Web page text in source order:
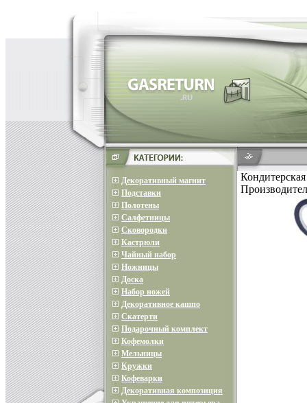
Декоративный магнит
Подставки
Полотены
Салфетницы
Сковородки
Кастрюли
Чайный набор
Ножницы
Доска
Набор ножей
Декоративное кашпо
Скатерти
Подарочный комплект
Кофемолки
Мельницы
Кружки
Кофеварки
Декоративная композиция